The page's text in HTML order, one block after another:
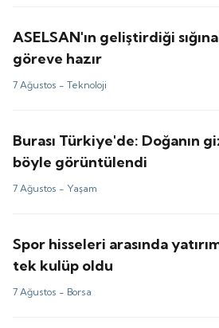
ASELSAN'ın geliştirdiği
göreve hazır
7 Ağustos -Teknoloji
Burası Türkiye'de: Doğanın
böyle görüntülendi
7 Ağustos - Yaşam
Spor hisseleri arasında
tek kulüp oldu
7 Ağustos - Borsa